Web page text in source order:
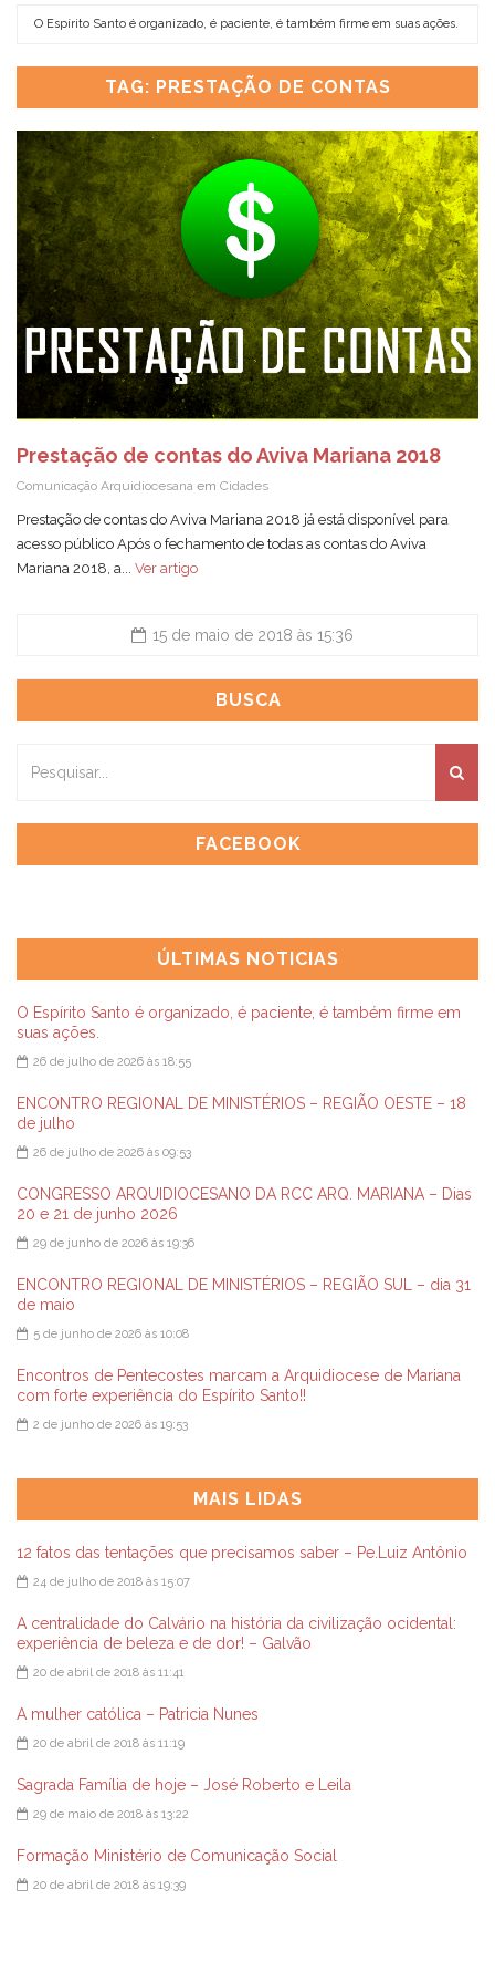
O Espírito Santo é organizado, é paciente, é também firme em suas ações.
TAG: PRESTAÇÃO DE CONTAS
Prestação de contas do Aviva Mariana 2018
Comunicação Arquidiocesana em Cidades
Prestação de contas do Aviva Mariana 2018 já está disponível para
acesso público Após o fechamento de todas as contas do Aviva
Mariana 2018, a... Ver artigo
15 de maio de 2018 às 15:36
BUSCA
FACEBOOK
ÚLTIMAS NOTICIAS
O Espírito Santo é organizado, é paciente, é também firme em
suas ações.
26 de julho de 2026 às 18:55
ENCONTRO REGIONAL DE MINISTÉRIOS – REGIÃO OESTE – 18
de julho
26 de julho de 2026 às 09:53
CONGRESSO ARQUIDIOCESANO DA RCC ARQ. MARIANA – Dias
20 e 21 de junho 2026
29 de junho de 2026 às 19:36
ENCONTRO REGIONAL DE MINISTÉRIOS – REGIÃO SUL – dia 31
de maio
5 de junho de 2026 às 10:08
Encontros de Pentecostes marcam a Arquidiocese de Mariana
com forte experiência do Espírito Santo!!
2 de junho de 2026 às 19:53
MAIS LIDAS
12 fatos das tentações que precisamos saber – Pe.Luiz Antônio
24 de julho de 2018 às 15:07
A centralidade do Calvário na história da civilização ocidental:
experiência de beleza e de dor! – Galvão
20 de abril de 2018 às 11:41
A mulher católica – Patricia Nunes
20 de abril de 2018 às 11:19
Sagrada Família de hoje – José Roberto e Leila
29 de maio de 2018 às 13:22
Formação Ministério de Comunicação Social
20 de abril de 2018 às 19:39